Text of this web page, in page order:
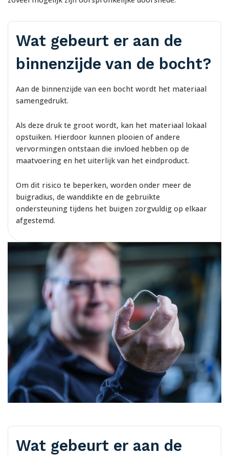
Wat gebeurt er aan de
binnenzijde van de bocht?
Aan de binnenzijde van een bocht wordt het materiaal
samengedrukt.
Als deze druk te groot wordt, kan het materiaal lokaal
opstuiken. Hierdoor kunnen plooien of andere
vervormingen ontstaan die invloed hebben op de
maatvoering en het uiterlijk van het eindproduct.
Om dit risico te beperken, worden onder meer de
buigradius, de wanddikte en de gebruikte
ondersteuning tijdens het buigen zorgvuldig op elkaar
afgestemd.
Wat gebeurt er aan de